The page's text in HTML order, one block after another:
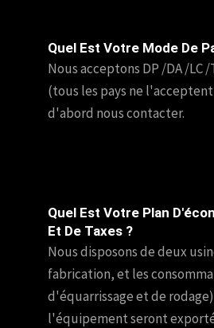
Quel Est Votre Mode De
Nous acceptons DP /DA /LC /
(tous les pays ne
d'abord nous contacter.
Quel Est Votre Plan
Et De Taxes ?
Nous disposons de deux
fabrication, et les
d'équarrissage et de rodage)
l'équipement seront